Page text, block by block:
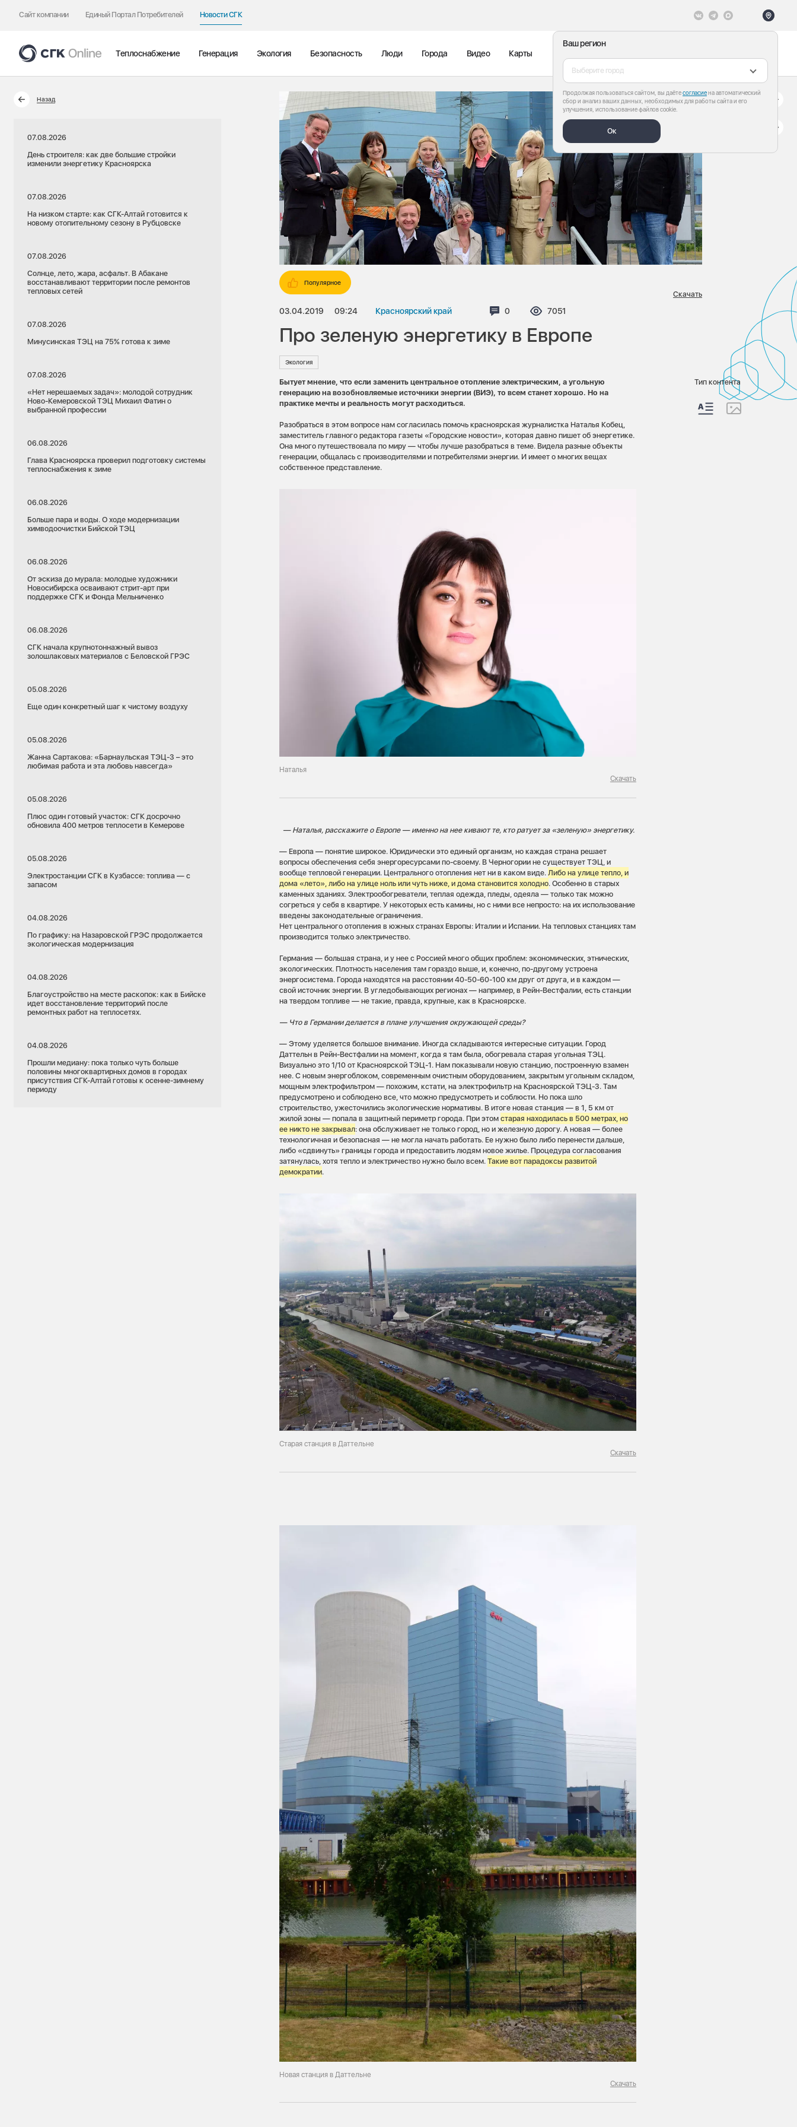
Сайт компании Единый Портал Потребителей Новости СГК
Ваш регион
Выберите город
Продолжая пользоваться сайтом, вы даётесогласиена автоматический
сбор и анализ ваших данных, необходимых для работы сайта и его
улучшения, использование файлов cookie.
Ок
Теплоснабжение Генерация Экология Безопасность Люди Города Видео Карты
Назад
07.08.2026
День строителя: как две большие стройки
изменили энергетику Красноярска
07.08.2026
На низком старте: как СГК-Алтай готовится к
новому отопительному сезону в Рубцовске
07.08.2026
Солнце, лето, жара, асфальт. В Абакане
восстанавливают территории после ремонтов
тепловых сетей
07.08.2026
Минусинская ТЭЦ на 75% готова к зиме
07.08.2026
«Нет нерешаемых задач»: молодой сотрудник
Ново-Кемеровской ТЭЦ Михаил Фатин о
выбранной профессии
06.08.2026
Глава Красноярска проверил подготовку системы
теплоснабжения к зиме
06.08.2026
Больше пара и воды. О ходе модернизации
химводоочистки Бийской ТЭЦ
06.08.2026
От эскиза до мурала: молодые художники
Новосибирска осваивают стрит-арт при
поддержке СГК и Фонда Мельниченко
06.08.2026
СГК начала крупнотоннажный вывоз
золошлаковых материалов с Беловской ГРЭС
05.08.2026
Еще один конкретный шаг к чистому воздуху
05.08.2026
Жанна Сартакова: «Барнаульская ТЭЦ-3 – это
любимая работа и эта любовь навсегда»
05.08.2026
Плюс один готовый участок: СГК досрочно
обновила 400 метров теплосети в Кемерове
05.08.2026
Электростанции СГК в Кузбассе: топлива — с
запасом
04.08.2026
По графику: на Назаровской ГРЭС продолжается
экологическая модернизация
04.08.2026
Благоустройство на месте раскопок: как в Бийске
идет восстановление территорий после
ремонтных работ на теплосетях.
04.08.2026
Прошли медиану: пока только чуть больше
половины многоквартирных домов в городах
присутствия СГК-Алтай готовы к осенне-зимнему
периоду
Популярное
03.04.2019 09:24 Красноярский край Комментариев:
0 Просмотров:
7051
Скачать
Про зеленую энергетику в Европе
Экология
Бытует мнение, что если заменить центральное отопление электрическим, а угольную
генерацию на возобновляемые источники энергии (ВИЭ), то всем станет хорошо. Но на
практике мечты и реальность могут расходиться.
Разобраться в этом вопросе нам согласилась помочь красноярская журналистка Наталья Кобец,
заместитель главного редактора газеты «Городские новости», которая давно пишет об энергетике.
Она много путешествовала по миру — чтобы лучше разобраться в теме. Видела разные объекты
генерации, общалась с производителями и потребителями энергии. И имеет о многих вещах
собственное представление.
Наталья
Скачать
— Наталья, расскажите о Европе — именно на нее кивают те, кто ратует за «зеленую» энергетику.
— Европа — понятие широкое. Юридически это единый организм, но каждая страна решает
вопросы обеспечения себя энергоресурсами по-своему. В Черногории не существует ТЭЦ, и
вообще тепловой генерации. Центрального отопления нет ни в каком виде.Либо на улице тепло, и
дома «лето», либо на улице ноль или чуть ниже, и дома становится холодно. Особенно в старых
каменных зданиях. Электрообогреватели, теплая одежда, пледы, одеяла — только так можно
согреться у себя в квартире. У некоторых есть камины, но с ними все непросто: на их использование
введены законодательные ограничения.
Нет центрального отопления в южных странах Европы: Италии и Испании. На тепловых станциях там
производится только электричество.
Германия — большая страна, и у нее с Россией много общих проблем: экономических, этнических,
экологических. Плотность населения там гораздо выше, и, конечно, по-другому устроена
энергосистема. Города находятся на расстоянии 40-50-60-100 км друг от друга, и в каждом —
свой источник энергии. В угледобывающих регионах — например, в Рейн-Вестфалии, есть станции
на твердом топливе — не такие, правда, крупные, как в Красноярске.
— Что в Германии делается в плане улучшения окружающей среды?
— Этому уделяется большое внимание. Иногда складываются интересные ситуации. Город
Даттельн в Рейн-Вестфалии на момент, когда я там была, обогревала старая угольная ТЭЦ.
Визуально это 1/10 от Красноярской ТЭЦ-1. Нам показывали новую станцию, построенную взамен
нее. С новым энергоблоком, современным очистным оборудованием, закрытым угольным складом,
мощным электрофильтром — похожим, кстати, на электрофильтр на Красноярской ТЭЦ-3. Там
предусмотрено и соблюдено все, что можно предусмотреть и соблюсти. Но пока шло
строительство, ужесточились экологические нормативы. В итоге новая станция — в 1, 5 км от
жилой зоны — попала в защитный периметр города. При этомстарая находилась в 500 метрах, но
ее никто не закрывал: она обслуживает не только город, но и железную дорогу. А новая — более
технологичная и безопасная — не могла начать работать. Ее нужно было либо перенести дальше,
либо «сдвинуть» границы города и предоставить людям новое жилье. Процедура согласования
затянулась, хотя тепло и электричество нужно было всем.Такие вот парадоксы развитой
демократии.
Старая станция в Даттельне
Скачать
Новая станция в Даттельне
Скачать
Тип контента